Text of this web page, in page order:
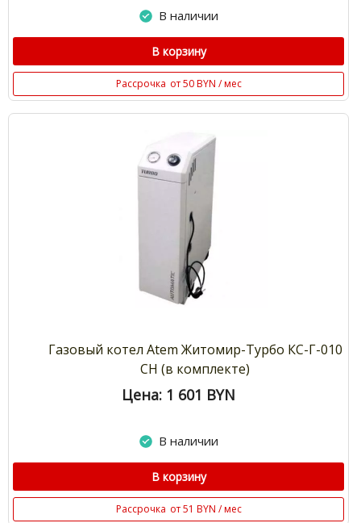
В наличии
В корзину
Рассрочка от 50 BYN / мес
Газовый котел Atem Житомир-Турбо КС-Г-010
СН (в комплекте)
Цена: 1 601 BYN
В наличии
В корзину
Рассрочка от 51 BYN / мес